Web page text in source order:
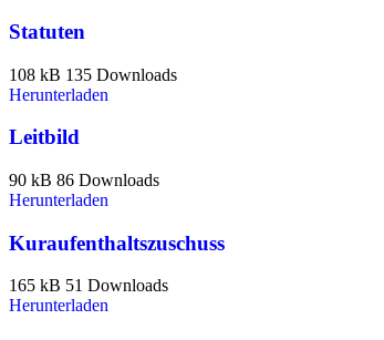
Statuten
108 kB 135 Downloads
Herunterladen
Leitbild
90 kB 86 Downloads
Herunterladen
Kuraufenthaltszuschuss
165 kB 51 Downloads
Herunterladen